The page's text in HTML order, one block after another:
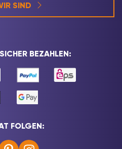
SIND
BEZAHLEN:
FOLGEN: